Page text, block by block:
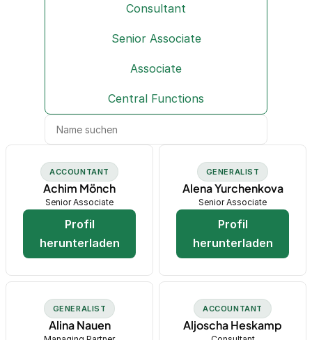
Consultant
Senior Associate
Associate
Central Functions
ACCOUNTANT
Achim Mönch
Senior Associate
Profil
herunterladen
GENERALIST
Alena Yurchenkova
Senior Associate
Profil
herunterladen
GENERALIST
Alina Nauen
ACCOUNTANT
Aljoscha Heskamp